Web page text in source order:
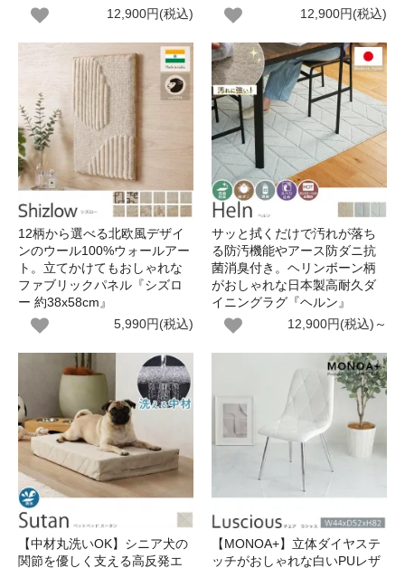
12,900円(税込)
12,900円(税込)
12柄から選べる北欧風デザイ
ンのウール100%ウォールアー
ト。立てかけてもおしゃれな
ファブリックパネル『シズロ
ー 約38x58cm』
5,990円(税込)
サッと拭くだけで汚れが落ち
る防汚機能やアース防ダニ抗
菌消臭付き。ヘリンボーン柄
がおしゃれな日本製高耐久ダ
イニングラグ『ヘルン』
12,900円(税込)～
【中材丸洗いOK】シニア犬の
関節を優しく支える高反発エ
【MONOA+】立体ダイヤステ
ッチがおしゃれな白いPUレザ